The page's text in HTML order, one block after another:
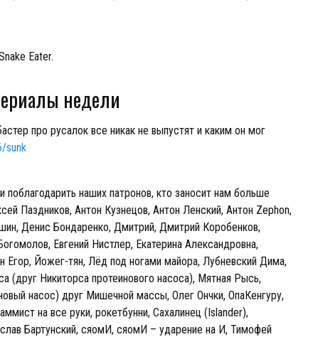
Eater.
недели
про русалок все никак не выпустят и каким он мог
sunk
наших патронов, кто заносит нам больше
Паздников, Антон Кузнецов, Антон Ленский, Антон Zephon,
Денис Бондаренко, Дмитрий, Дмитрий Коробенков,
Евгений Нистлер, Екатерина Александровна,
Егор, Йожег-тян, Лёд под ногами майора, Лубневский Дима,
Никиторса протеинового насоса), Мятная Рысь,
насос) друг Мишечной массы, Олег Ончки, ОпаКенгуру,
на все руки, рокетбунни, Сахалинец (Islander),
Бартунский, сяомИ, сяомИ – ударение на И, Тимофей